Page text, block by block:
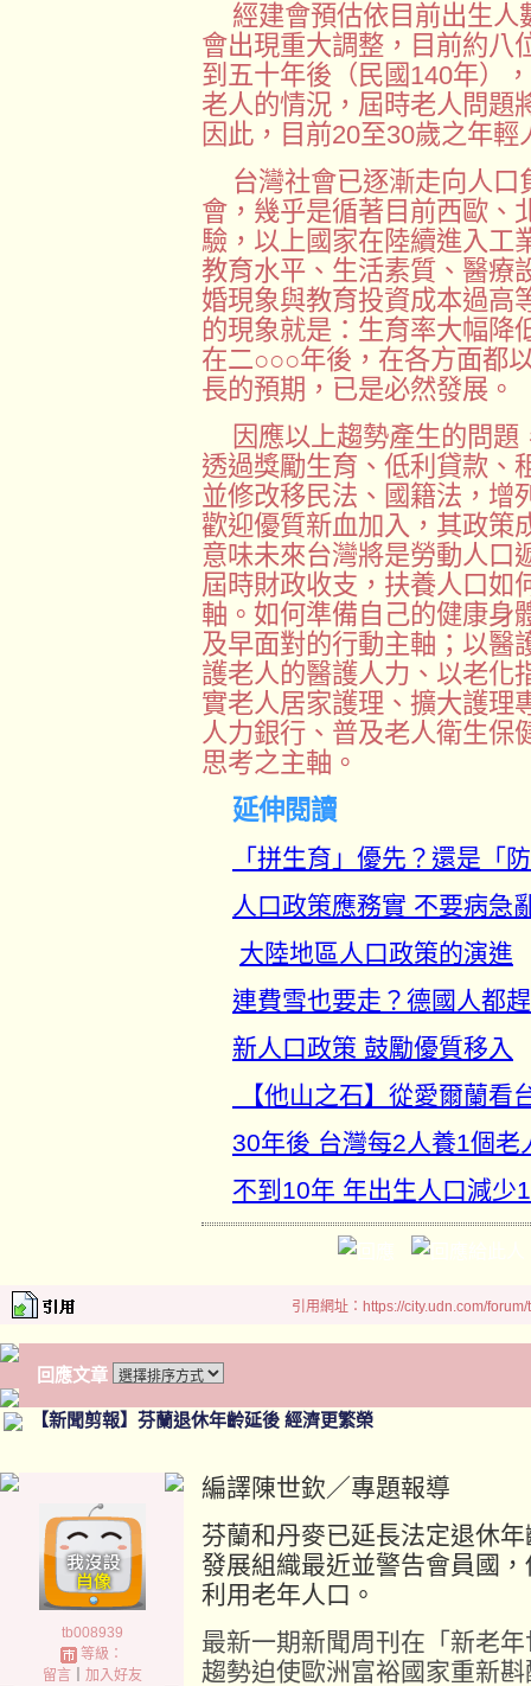
經建會預估依目前出生
會出現重大調整，目前約八
到五十年後（民國140年）
老人的情況，屆時老人問題
因此，目前20至30歲之年
台灣社會已逐漸走向人
會，幾乎是循著目前西歐、
驗，以上國家在陸續進入工
教育水平、生活素質、醫療
婚現象與教育投資成本過高
的現象就是：生育率大幅降
在二○○○年後，在各方面都
長的預期，已是必然發展。
因應以上趨勢產生的問
透過獎勵生育、低利貸款、
並修改移民法、國籍法，增
歡迎優質新血加入，其政策
意味未來台灣將是勞動人口
屆時財政收支，扶養人口如
軸。如何準備自己的健康身
及早面對的行動主軸；以醫
護老人的醫護人力、以老化
實老人居家護理、擴大護理
人力銀行、普及老人衛生保
思考之主軸。
延伸閱讀
「拼生育」優先？還是「
人口政策應務實 不要病急
大陸地區人口政策的演進
連費雪也要走？德國人都
新人口政策 鼓勵優質移入
【他山之石】從愛爾蘭看
30年後 台灣每2人養1個老
不到10年 年出生人口減少
引用網址：https://city.udn.com/
回應文章
【新聞剪報】芬蘭退休年齡延後 經濟更繁榮
tb008939
等級：
留言｜ 加入好友
編譯陳世欽／專題報導
芬蘭和丹麥已延長法定退休
發展組織最近並警告會員國
利用老年人口。
最新一期新聞周刊在「新老
趨勢迫使歐洲富裕國家重新